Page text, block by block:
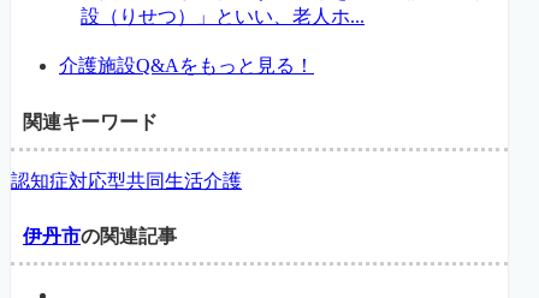
設（りせつ）」といい、老人ホ...
介護施設Q&Aをもっと見る！
関連キーワード
認知症対応型共同生活介護
伊丹市の関連記事